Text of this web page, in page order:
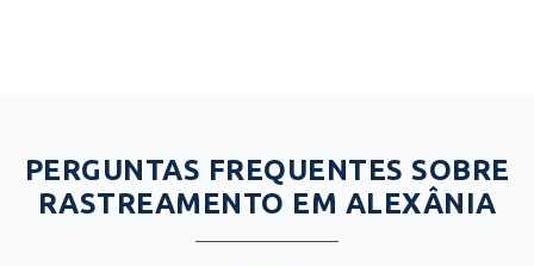
PERGUNTAS FREQUENTES SOBRE
RASTREAMENTO EM ALEXÂNIA